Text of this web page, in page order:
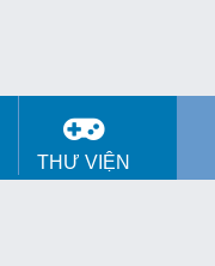
THƯ VIỆN